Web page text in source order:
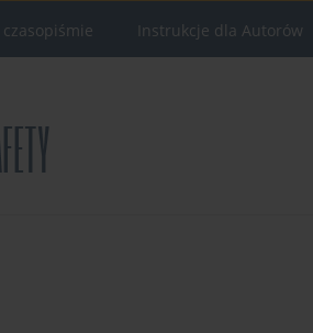
czasopiśmie Instrukcje dla Autorów